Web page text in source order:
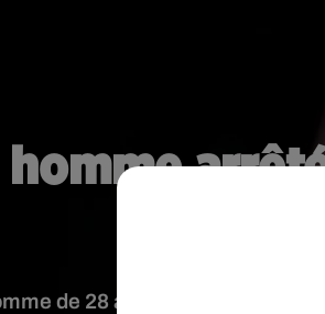
homme
rocade
de 28 ans a été arrêté